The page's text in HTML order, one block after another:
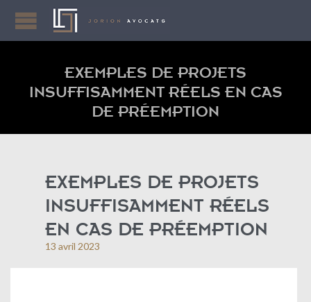
EXEMPLES DE PROJETS
INSUFFISAMMENT RÉELS EN CAS
DE PRÉEMPTION
EXEMPLES DE PROJETS
INSUFFISAMMENT RÉELS
EN CAS DE PRÉEMPTION
13 avril 2023